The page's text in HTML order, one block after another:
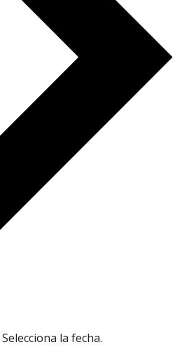
Selecciona la fecha.